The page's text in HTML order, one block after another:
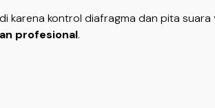
karena kontrol diafragma dan pita
profesional.